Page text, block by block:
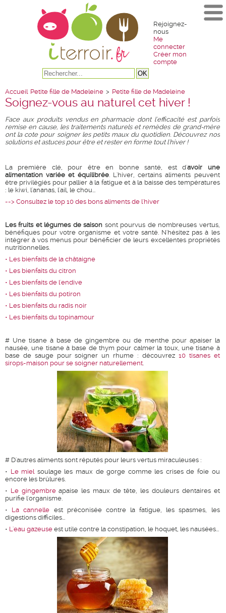
Rejoignez-
nous
Me
connecter
Créer mon
compte
Accueil Petite fille de Madeleine > Petite fille de Madeleine
Soignez-vous au naturel cet hiver !
Face aux produits vendus en pharmacie dont l'efficacité est parfois
remise en cause, les traitements naturels et remèdes de grand-mère
ont la cote pour soigner les petits maux du quotidien. Découvrez nos
solutions et astuces pour être et rester en forme tout l'hiver !
La première clé, pour être en bonne santé, est d'avoir une
alimentation variée et équilibrée. L'hiver, certains aliments peuvent
être privilégiés pour pallier à la fatigue et à la baisse des températures
: le kiwi, l'ananas, l'ail, le chou...
--> Consultez le top 10 des bons aliments de l'hiver
Les fruits et légumes de saison sont pourvus de nombreuses vertus,
bénéfiques pour votre organisme et votre santé. N'hésitez pas à les
intégrer à vos menus pour bénéficier de leurs excellentes propriétés
nutritionnelles.
• Les bienfaits de la châtaigne
• Les bienfaits du citron
• Les bienfaits de l'endive
• Les bienfaits du potiron
• Les bienfaits du radis noir
• Les bienfaits du topinamour
# Une tisane à base de gingembre ou de menthe pour apaiser la
nausée, une tisane à base de thym pour calmer la toux, une tisane à
base de sauge pour soigner un rhume : découvrez 10 tisanes et
sirops-maison pour se soigner naturellement.
# D'autres aliments sont réputés pour leurs vertus miraculeuses :
• Le mielsoulage les maux de gorge comme les crises de foie ou
encore les brûlures.
• Le gingembreapaise les maux de tête, les douleurs dentaires et
purifie l'organisme.
• La cannelle est préconisée contre la fatigue, les spasmes, les
digestions difficiles...
• L'eau gazeuse est utile contre la constipation, le hoquet, les nausées...